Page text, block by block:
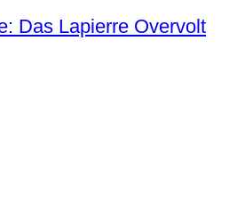
Das Lapierre Overvolt